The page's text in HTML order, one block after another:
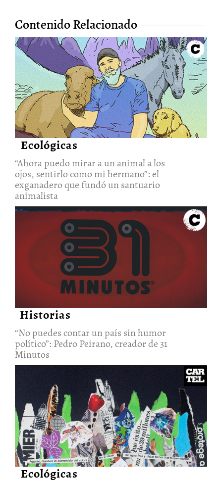
Contenido Relacionado
“Ahora puedo mirar a un animal
a los ojos, sentirlo como mi
hermano”: el exganadero que
fundó un santuario animalista
Ecológicas
“Ahora puedo mirar a un animal a los
ojos, sentirlo como mi hermano”: el
exganadero que fundó un santuario
animalista
“No puedes contar un país sin
humor político”: Pedro Peirano,
creador de 31 Minutos
5/Dic/2020
Historias
“No puedes contar un país sin humor
político”: Pedro Peirano, creador de 31
Minutos
Cultivar-pensar una huerta
durante la cuarentena
22/Jun/2020
Ecológicas